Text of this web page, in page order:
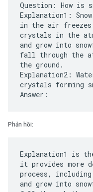
Question: How is
Explanation1:
in the air
crystals in the
and grow into
fall through the
the ground.
Explanation2:
crystals forming
Phản hồi:
Explanation1 is
it provides more
process,
and grow into